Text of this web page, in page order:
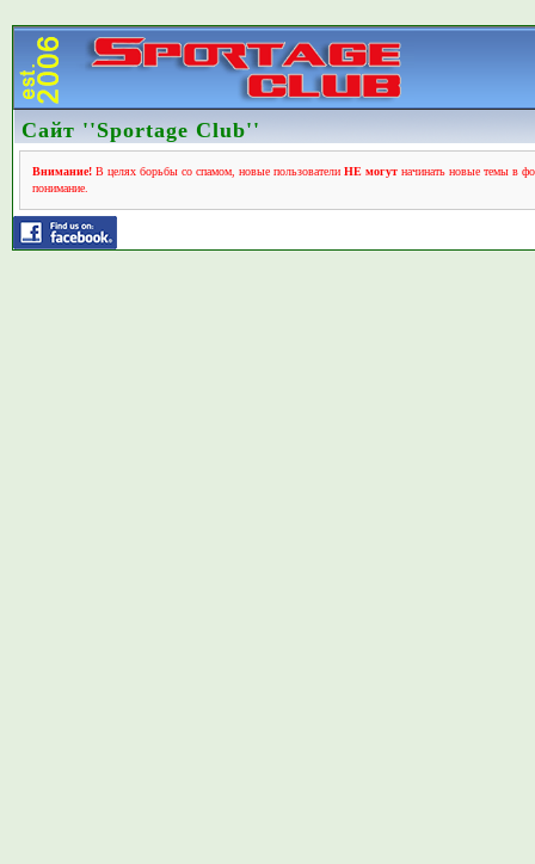
Сайт ''Sportage Club''
Внимание!В целях борьбы со спамом, новые пользователи НЕ могутначинать новые темы в
понимание.